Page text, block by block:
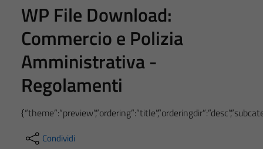
WP File Download:
Commercio e Polizia
Amministrativa -
Regolamenti
Condividi